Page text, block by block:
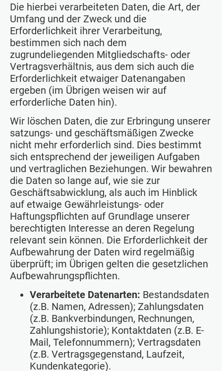
Die hierbei verarbeiteten Daten, die Art, der
Umfang und der Zweck und die
Erforderlichkeit ihrer Verarbeitung,
bestimmen sich nach dem
zugrundeliegenden Mitgliedschafts- oder
Vertragsverhältnis, aus dem sich auch die
Erforderlichkeit etwaiger Datenangaben
ergeben (im Übrigen weisen wir auf
erforderliche Daten hin).
Wir löschen Daten, die zur Erbringung unserer
satzungs- und geschäftsmäßigen Zwecke
nicht mehr erforderlich sind. Dies bestimmt
sich entsprechend der jeweiligen Aufgaben
und vertraglichen Beziehungen. Wir bewahren
die Daten so lange auf, wie sie zur
Geschäftsabwicklung, als auch im Hinblick
auf etwaige Gewährleistungs- oder
Haftungspflichten auf Grundlage unserer
berechtigten Interesse an deren Regelung
relevant sein können. Die Erforderlichkeit der
Aufbewahrung der Daten wird regelmäßig
überprüft; im Übrigen gelten die gesetzlichen
Aufbewahrungspflichten.
Verarbeitete Datenarten: Bestandsdaten
(z.B. Namen, Adressen); Zahlungsdaten
(z.B. Bankverbindungen, Rechnungen,
Zahlungshistorie); Kontaktdaten (z.B. E-
Mail, Telefonnummern); Vertragsdaten
(z.B. Vertragsgegenstand, Laufzeit,
Kundenkategorie).